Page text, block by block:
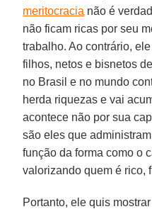
meritocracia não é
não ficam ricas por seu
trabalho. Ao contrário,
filhos, netos e bisnetos
no Brasil e no mundo
herda riquezas e vai
acontece não por sua
são eles que
função da forma como o
valorizando quem é rico,
Portanto, ele quis